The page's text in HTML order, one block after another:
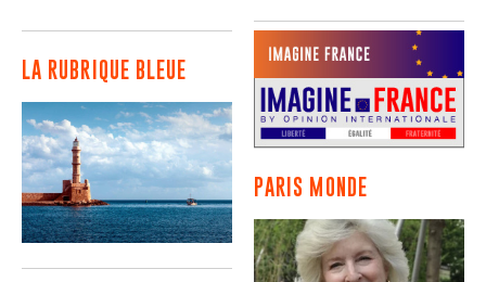
LA RUBRIQUE BLEUE
PARIS MONDE